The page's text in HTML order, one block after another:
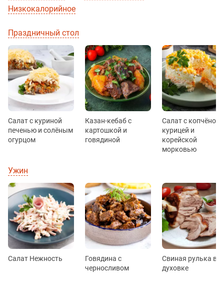
Низкокалорийное
Праздничный стол
Салат с куриной
печенью и солёным
огурцом
Казан-кебаб с
картошкой и
говядиной
Салат с копчёной
курицей и
корейской
морковью
Ужин
Салат Нежность
Говядина с
черносливом
Свиная рулька в
духовке